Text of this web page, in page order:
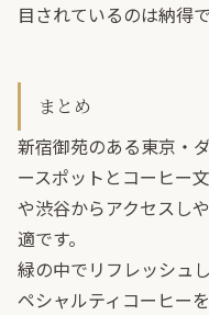
目されているのは納得
まとめ
新宿御苑のある東京・
ースポットとコーヒー
や渋谷からアクセスし
適です。
緑の中でリフレッシュ
ペシャルティコーヒー